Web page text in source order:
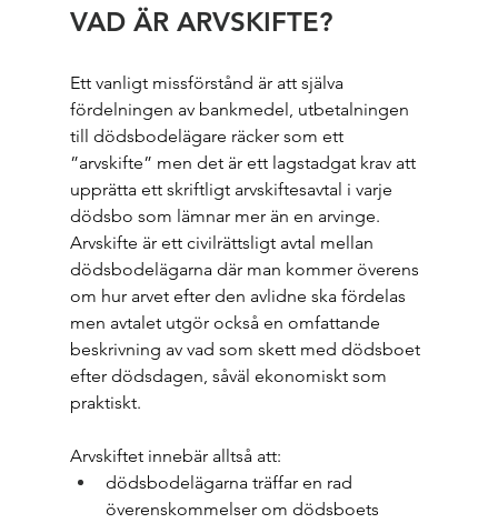
VAD ÄR ARVSKIFTE?
Ett vanligt missförstånd är att själva
fördelningen av bankmedel, utbetalningen
till dödsbodelägare räcker som ett
”arvskifte” men det är ett lagstadgat krav att
upprätta ett skriftligt arvskiftesavtal i varje
dödsbo som lämnar mer än en arvinge.
Arvskifte är ett civilrättsligt avtal mellan
dödsbodelägarna där man kommer överens
om hur arvet efter den avlidne ska fördelas
men avtalet utgör också en omfattande
beskrivning av vad som skett med dödsboet
efter dödsdagen, såväl ekonomiskt som
praktiskt.
Arvskiftet innebär alltså att:
dödsbodelägarna träffar en rad
överenskommelser om dödsboets